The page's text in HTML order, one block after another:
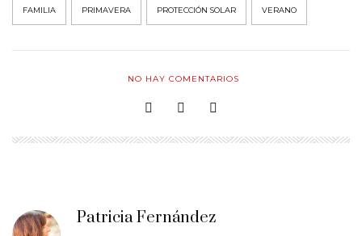
FAMILIA PRIMAVERA PROTECCIÓN SOLAR VERANO
NO HAY COMENTARIOS
Patricia Fernández